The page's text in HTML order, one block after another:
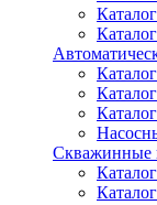
Скважинные